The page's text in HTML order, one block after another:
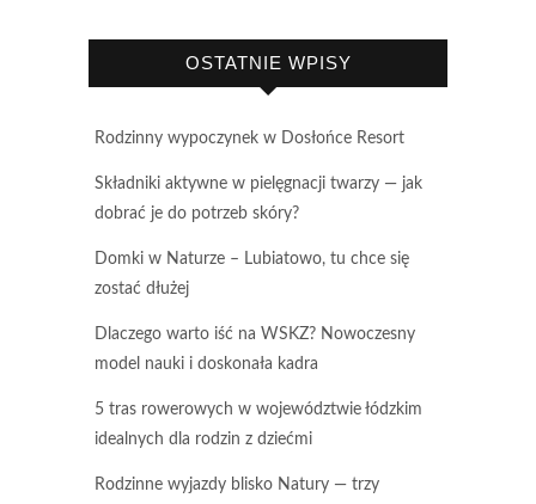
OSTATNIE WPISY
Rodzinny wypoczynek w Dosłońce Resort
Składniki aktywne w pielęgnacji twarzy — jak
dobrać je do potrzeb skóry?
Domki w Naturze – Lubiatowo, tu chce się
zostać dłużej
Dlaczego warto iść na WSKZ? Nowoczesny
model nauki i doskonała kadra
5 tras rowerowych w województwie łódzkim
idealnych dla rodzin z dziećmi
Rodzinne wyjazdy blisko Natury — trzy